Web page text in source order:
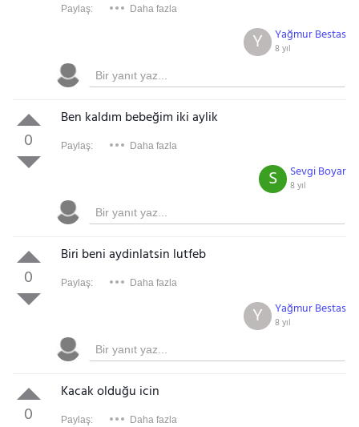
Paylaş: Daha fazla
Yağmur Bestas
8 yıl
Y
0
Ben kaldım bebeğim iki aylik
Paylaş: Daha fazla
Sevgi Boyar
8 yıl
S
0
Biri beni aydinlatsin lutfeb
Paylaş: Daha fazla
Yağmur Bestas
8 yıl
Y
0
Kacak olduğu icin
Paylaş: Daha fazla